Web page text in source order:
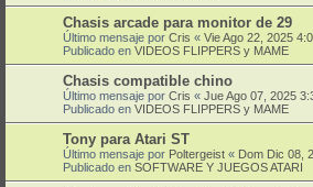
Chasis arcade para monitor de 29
Último mensaje por Cris « Vie Ago 22, 2025
Publicado en VIDEOS FLIPPERS y MAME
Chasis compatible chino
Último mensaje por Cris « Jue Ago 07, 2025
Publicado en VIDEOS FLIPPERS y MAME
Tony para Atari ST
Último mensaje por Poltergeist « Dom Dic 08,
Publicado en SOFTWARE Y JUEGOS ATARI